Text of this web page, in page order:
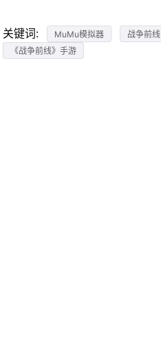
关键词: MuMu模拟器 战争前线
《战争前线》手游